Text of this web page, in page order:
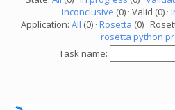
inconclusive (0) · Valid (0) ·
Application: All (0) · Rosetta (0) ·
rosetta python
Task name: